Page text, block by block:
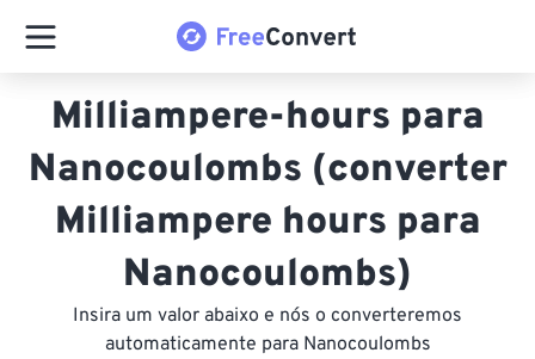
Milliampere-hours para
Nanocoulombs (converter
Milliampere hours para
Nanocoulombs)
Insira um valor abaixo e nós o converteremos
automaticamente para Nanocoulombs